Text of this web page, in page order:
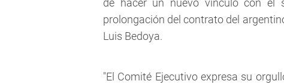
de hacer un nuevo vínculo con el
prolongación del contrato del
Luis Bedoya.
"El Comité Ejecutivo expresa su